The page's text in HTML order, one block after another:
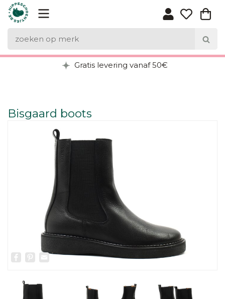
Gratis levering vanaf 50€
Bisgaard boots
Facebook
Pinterest
Email